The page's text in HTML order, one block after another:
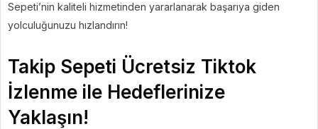
Sepeti’nin kaliteli hizmetinden yararlanarak başarıya giden
yolculuğunuzu hızlandırın!
Takip Sepeti Ücretsiz Tiktok
İzlenme ile Hedeflerinize
Yaklaşın!